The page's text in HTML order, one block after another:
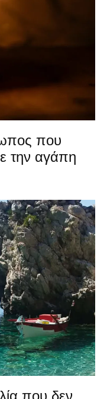
που
την αγάπη